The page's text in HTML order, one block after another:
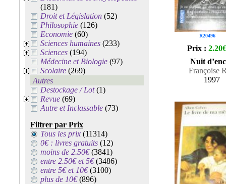
(181)
Droit et Législation (52)
Philosophie (126)
Economie (60)
Sciences humaines (233)
Sciences (194)
Médecine et Biologie (97)
Scolaire (269)
Autres
Destockage / Lot(1)
Revue (69)
Autre et Inclassable (73)
Filtrer par Prix
Tous les prix (11314)
0€ : livres gratuits (12)
moins de 2.50€(3841)
entre 2.50€ et 5€(3486)
entre 5€ et 10€(3100)
plus de 10€(896)
R20496
Prix : 2.20€
Nuit
Françoise
1997